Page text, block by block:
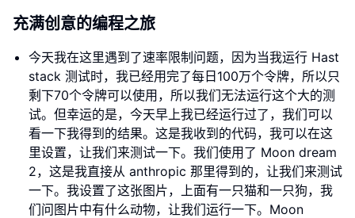
充满创意的编程之旅
今天我在这里遇到了速率限制问题，因为当我运行 Hast
stack 测试时，我已经用完了每日100万个令牌，所以只
剩下70个令牌可以使用，所以我们无法运行这个大的测
试。但幸运的是，今天早上我已经运行过了，我们可以
看一下我得到的结果。这是我收到的代码，我可以在这
里设置，让我们来测试一下。我们使用了 Moon dream
2，这是我直接从 anthropic 那里得到的，让我们来测试
一下。我设置了这张图片，上面有一只猫和一只狗，我
们问图片中有什么动物，让我们运行一下。Moon